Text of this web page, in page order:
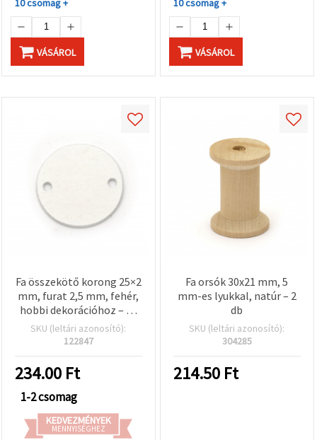
VÁSÁROL VÁSÁROL
Fa összekötő korong 25×2
mm, furat 2,5 mm, fehér,
hobbi dekorációhoz – 10
db
SKU (leltári azonosító):
122847
234.00 Ft
1-2 csomag
KEDVEZMÉNYEK
MENNYISÉGHEZ
Fa orsók 30x21 mm, 5
mm-es lyukkal, natúr – 2
db
SKU (leltári azonosító):
304285
214.50 Ft